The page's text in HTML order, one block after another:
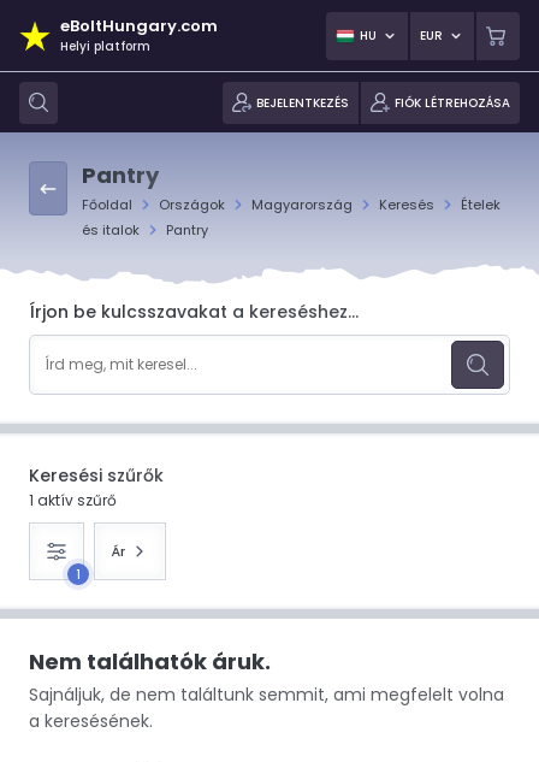
eBoltHungary.com
Helyi platform
HU EUR
BEJELENTKEZÉS FIÓK LÉTREHOZÁSA
Pantry
Főoldal Országok Magyarország Keresés
Ételek
és italok
Pantry
Írjon be kulcsszavakat a kereséshez...
Keresési szűrők
1 aktív szűrő
1
Ár
Nem találhatók áruk.
Sajnáljuk, de nem találtunk semmit, ami megfelelt volna
a keresésének.